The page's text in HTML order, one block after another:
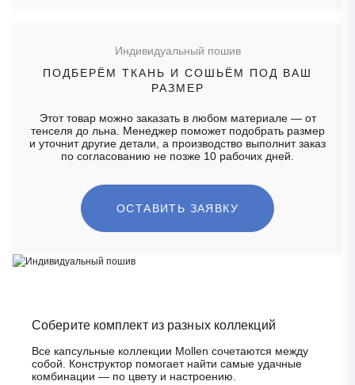
Индивидуальный пошив
ПОДБЕРЁМ ТКАНЬ И СОШЬЁМ ПОД ВАШ
РАЗМЕР
Этот товар можно заказать в любом материале — от
тенселя до льна. Менеджер поможет подобрать размер
и уточнит другие детали, а производство выполнит заказ
по согласованию не позже 10 рабочих дней.
ОСТАВИТЬ ЗАЯВКУ
Соберите комплект из разных коллекций
Все капсульные коллекции Mollen сочетаются между
собой.
Конструктор помогает найти самые удачные
комбинации — по цвету и настроению.